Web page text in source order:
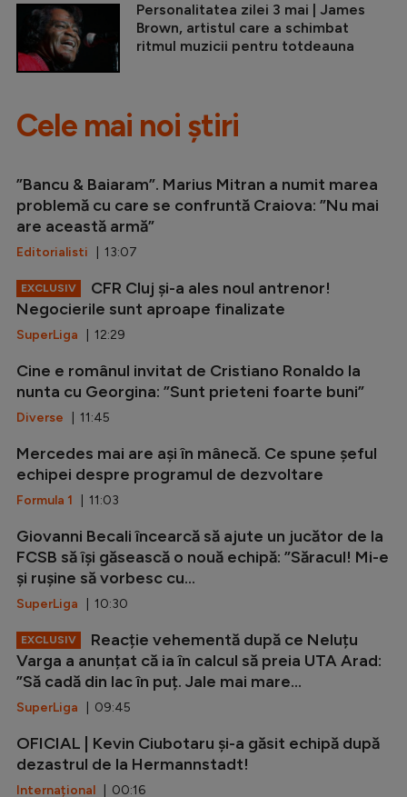
Personalitatea zilei 3 mai | James
Brown, artistul care a schimbat
ritmul muzicii pentru totdeauna
Cele mai noi știri
”Bancu & Baiaram”. Marius Mitran a numit marea
problemă cu care se confruntă Craiova: ”Nu mai
are această armă”
Editorialisti | 13:07
EXCLUSIV
CFR Cluj și-a ales noul antrenor!
Negocierile sunt aproape finalizate
SuperLiga | 12:29
Cine e românul invitat de Cristiano Ronaldo la
nunta cu Georgina: ”Sunt prieteni foarte buni”
Diverse | 11:45
Mercedes mai are ași în mânecă. Ce spune șeful
echipei despre programul de dezvoltare
Formula 1 | 11:03
Giovanni Becali încearcă să ajute un jucător de la
FCSB să își găsească o nouă echipă: ”Săracul! Mi-e
și rușine să vorbesc cu...
SuperLiga | 10:30
EXCLUSIV
Reacție vehementă după ce Neluțu
Varga a anunțat că ia în calcul să preia UTA Arad:
”Să cadă din lac în puț. Jale mai mare...
SuperLiga | 09:45
OFICIAL | Kevin Ciubotaru și-a găsit echipă după
dezastrul de la Hermannstadt!
Internațional | 00:16